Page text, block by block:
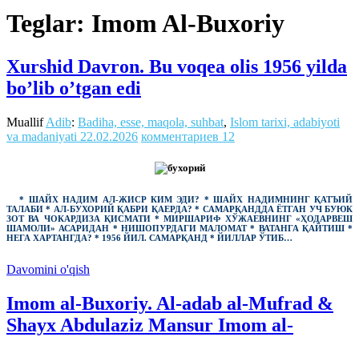
Teglar: Imom Al-Buxoriy
Xurshid Davron. Bu voqea olis 1956 yilda
bo’lib o’tgan edi
MuallifAdib: Badiha, esse, maqola, suhbat, Islom tarixi, adabiyoti
va madaniyati 22.02.2026 комментариев 12
* ШАЙХ НАДИМ АЛ-ЖИСР КИМ ЭДИ? * ШАЙХ НАДИМНИНГ ҚАТЪИЙ
ТАЛАБИ * АЛ-БУХОРИЙ ҚАБРИ ҚАЕРДА? * САМАРҚАНДДА ЁТГАН УЧ БУЮК
ЗОТ ВА ЧОКАРДИЗА ҚИСМАТИ * МИРШАРИФ ХЎЖАЕВНИНГ «ҲОДАРВЕШ
ШАМОЛИ» АСАРИДАН * НИШОПУРДАГИ МАЛОМАТ * ВАТАНГА ҚАЙТИШ *
НЕГА ХАРТАНГДА? * 1956 ЙИЛ. САМАРҚАНД * ЙИЛЛАР ЎТИБ…
Davomini o'qish
Imom al-Buxoriy. Al-adab al-Mufrad &
Shayx Abdulaziz Mansur Imom al-